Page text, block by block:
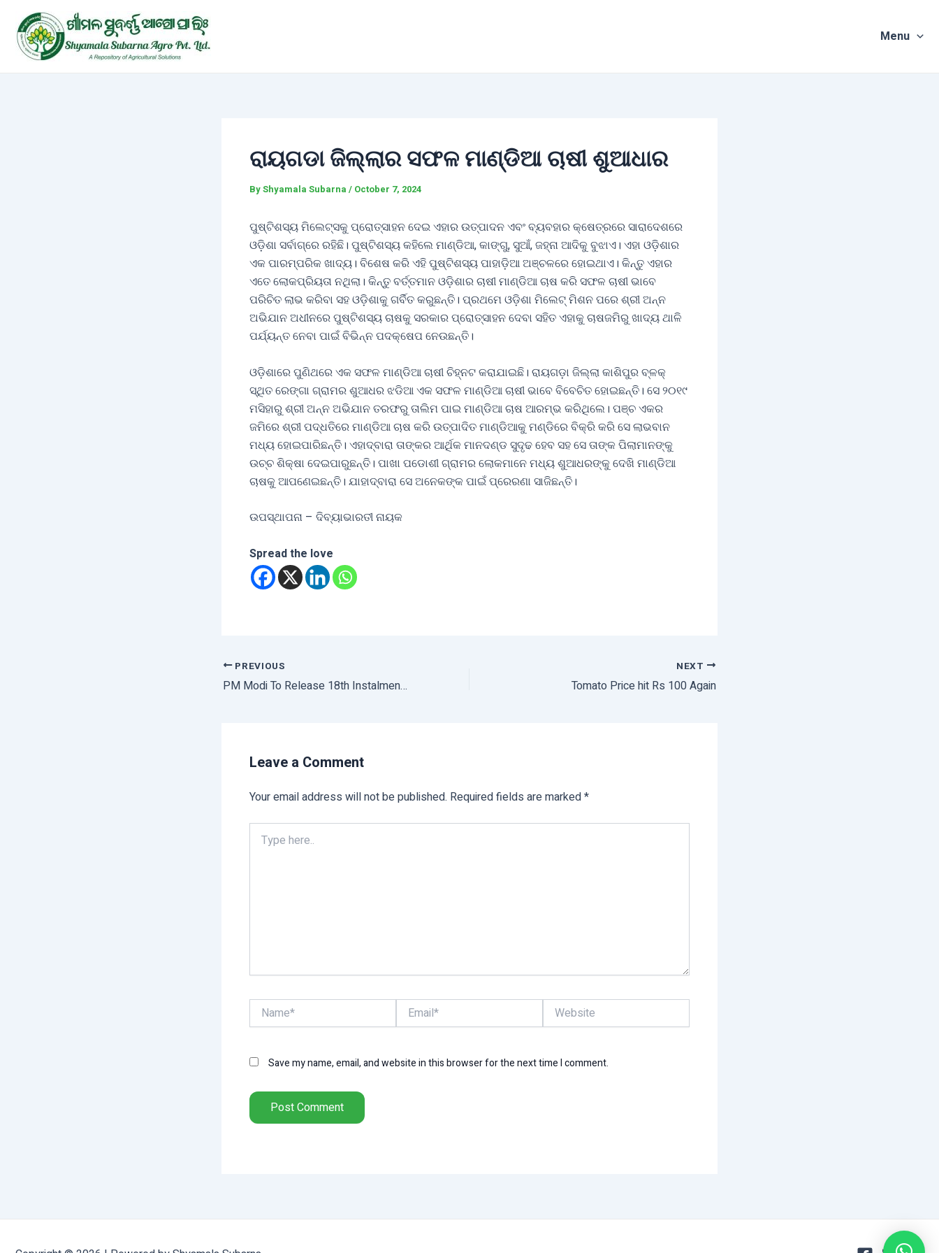
content
Menu
ରାୟଗଡା ଜିଲ୍ଲାର ସଫଳ ମାଣ୍ଡିଆ ଚାଷୀ ଶୁଆଧାର
ByShyamala Subarna / October 7, 2024
ପୁଷ୍ଟିଶସ୍ୟ ମିଲେଟ୍ସକୁ ପ୍ରୋତ୍ସାହନ ଦେଇ ଏହାର ଉତ୍ପାଦନ ଏବଂ ବ୍ୟବହାର କ୍ଷେତ୍ରରେ ସାରାଦେଶରେ
ଓଡ଼ିଶା ସର୍ବାଗ୍ରେ ରହିଛି। ପୁଷ୍ଟିଶସ୍ୟ କହିଲେ ମାଣ୍ଡିଆ, କାଙ୍ଗୁ, ସୁଆଁ, ଜହ୍ନା ଆଦିକୁ ବୁଝାଏ। ଏହା ଓଡ଼ିଶାର
ଏକ ପାରମ୍ପରିକ ଖାଦ୍ୟ। ବିଶେଷ କରି ଏହି ପୁଷ୍ଟିଶସ୍ୟ ପାହାଡ଼ିଆ ଅଞ୍ଚଳରେ ହୋଇଥାଏ। କିନ୍ତୁ ଏହାର
ଏତେ ଲୋକପ୍ରିୟତା ନଥିଲା। କିନ୍ତୁ ବର୍ତ୍ତମାନ ଓଡ଼ିଶାର ଚାଷୀ ମାଣ୍ଡିଆ ଚାଷ କରି ସଫଳ ଚାଷୀ ଭାବେ
ପରିଚିତ ଲାଭ କରିବା ସହ ଓଡ଼ିଶାକୁ ଗର୍ବିତ କରୁଛନ୍ତି। ପ୍ରଥମେ ଓଡ଼ିଶା ମିଲେଟ୍ ମିଶନ ପରେ ଶ୍ରୀ ଅନ୍ନ
ଅଭିଯାନ ଅଧୀନରେ ପୁଷ୍ଟିଶସ୍ୟ ଚାଷକୁ ସରକାର ପ୍ରୋତ୍ସାହନ ଦେବା ସହିତ ଏହାକୁ ଚାଷଜମିରୁ ଖାଦ୍ୟ ଥାଳି
ପର୍ଯ୍ୟନ୍ତ ନେବା ପାଇଁ ବିଭିନ୍ନ ପଦକ୍ଷେପ ନେଉଛନ୍ତି।
ଓଡ଼ିଶାରେ ପୁଣିଥରେ ଏକ ସଫଳ ମାଣ୍ଡିଆ ଚାଷୀ ଚିହ୍ନଟ କରାଯାଇଛି। ରାୟଗଡ଼ା ଜିଲ୍ଲା କାଶିପୁର ବ୍ଳକ୍
ସ୍ଥିତ ରେଙ୍ଗା ଗ୍ରାମର ଶୁଆଧର ଝଡିଆ ଏକ ସଫଳ ମାଣ୍ଡିଆ ଚାଷୀ ଭାବେ ବିବେଚିତ ହୋଇଛନ୍ତି। ସେ ୨୦୧୯
ମସିହାରୁ ଶ୍ରୀ ଅନ୍ନ ଅଭିଯାନ ତରଫରୁ ତାଲିମ ପାଇ ମାଣ୍ଡିଆ ଚାଷ ଆରମ୍ଭ କରିଥିଲେ। ପଞ୍ଚ ଏକର
ଜମିରେ ଶ୍ରୀ ପଦ୍ଧତିରେ ମାଣ୍ଡିଆ ଚାଷ କରି ଉତ୍ପାଦିତ ମାଣ୍ଡିଆକୁ ମଣ୍ଡିରେ ବିକ୍ରି କରି ସେ ଲାଭବାନ
ମଧ୍ୟ ହୋଇପାରିଛନ୍ତି। ଏହାଦ୍ବାରା ତାଙ୍କର ଆର୍ଥିକ ମାନଦଣ୍ଡ ସୁଦୃଢ ହେବ ସହ ସେ ତାଙ୍କ ପିଲାମାନଙ୍କୁ
ଉଚ୍ଚ ଶିକ୍ଷା ଦେଇପାରୁଛନ୍ତି। ପାଖା ପଡୋଶୀ ଗ୍ରାମର ଲୋକମାନେ ମଧ୍ୟ ଶୁଆଧରଙ୍କୁ ଦେଖି ମାଣ୍ଡିଆ
ଚାଷକୁ ଆପଣେଇଛନ୍ତି। ଯାହାଦ୍ବାରା ସେ ଅନେକଙ୍କ ପାଇଁ ପ୍ରେରଣା ସାଜିଛନ୍ତି।
ଉପସ୍ଥାପନା – ଦିବ୍ୟାଭାରତୀ ନାୟକ
Spread the love
PREVIOUS
PM Modi To Release 18th Instalment of Rs 20,000 cr Under PM-KISAN
NEXT
Tomato Price hit Rs 100 Again
Leave a Comment
Your email address will not be published. Required fields are marked*
here..
Name* Email* Website
Save my name, email, and website in this browser for the next time I comment.